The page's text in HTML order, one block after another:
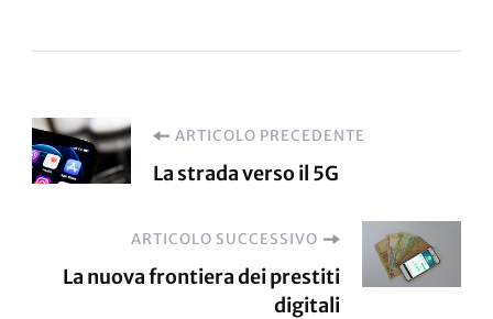
Navigazione
articoli
ARTICOLO PRECEDENTE
La strada verso il 5G
ARTICOLO SUCCESSIVO
La nuova frontiera dei prestiti
digitali